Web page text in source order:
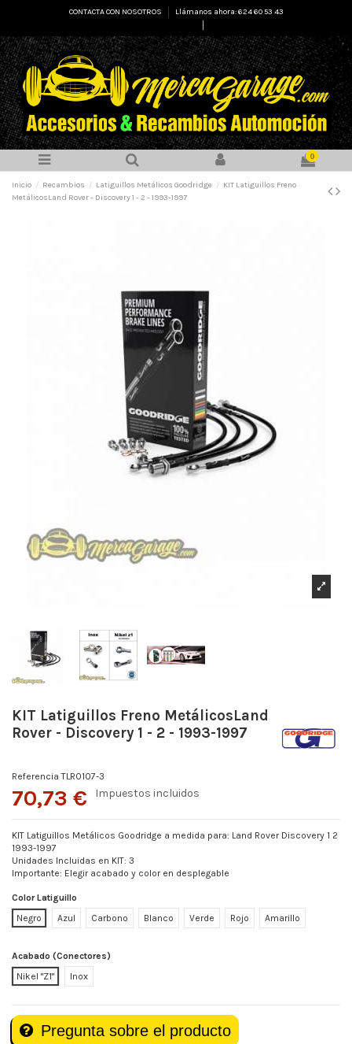
CONTACTA CON NOSOTROS
Llámanos ahora: 624 60 53 43
0
Inicio Recambios Latiguillos Metálicos Goodridge
KIT Latiguillos Freno
MetálicosLand Rover - Discovery 1 - 2 - 1993-1997
KIT Latiguillos Freno MetálicosLand
Rover - Discovery 1 - 2 - 1993-1997
Referencia TLR0107-3
70,73 € Impuestos incluidos
KIT Latiguillos Metálicos Goodridge a medida para: Land Rover Discovery 1 2
1993-1997
Unidades Incluidas en KIT: 3
Importante: Elegir acabado y color en desplegable
Color Latiguillo
Negro
Azul Carbono Blanco Verde Rojo Amarillo
Acabado (Conectores)
Nikel "Z1"
Inox
Pregunta sobre el producto